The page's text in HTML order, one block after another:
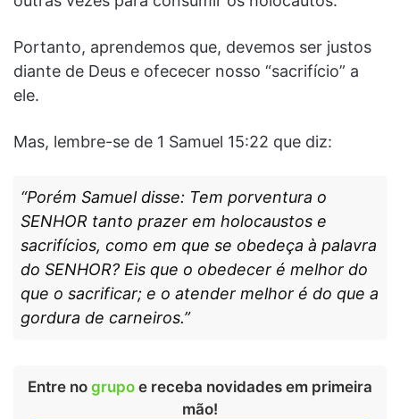
Portanto, aprendemos que, devemos ser justos
diante de Deus e ofececer nosso “sacrifício” a
ele.
Mas, lembre-se de 1 Samuel 15:22 que diz:
“Porém Samuel disse: Tem porventura o
SENHOR tanto prazer em holocaustos e
sacrifícios, como em que se obedeça à palavra
do SENHOR? Eis que o obedecer é melhor do
que o sacrificar; e o atender melhor é do que a
gordura de carneiros.”
Entre no grupo e receba novidades em primeira
mão!